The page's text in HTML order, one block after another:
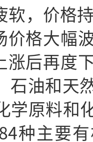
软，价格
价格大幅
涨后再度
石油和天
学原料和
种主要